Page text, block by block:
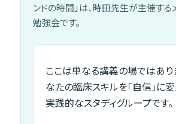
ンドの時間」は、時田先生が主催す
勉強会です。
ここは単なる講義の場ではあり
なたの臨床スキルを「自信」に
実践的なスタディグループです。